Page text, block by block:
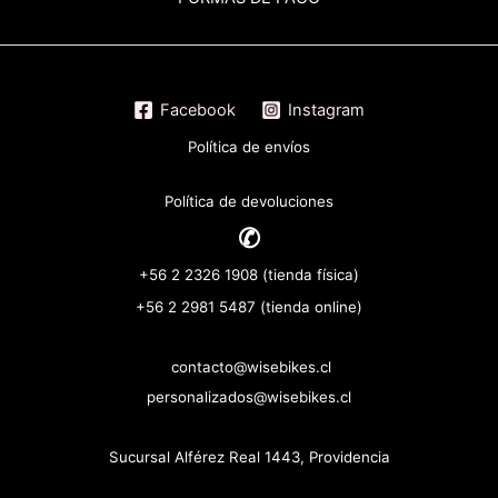
Facebook Instagram
Política de envíos
Política de devoluciones
✆
+56 2 2326 1908 (tienda física)
+56 2 2981 5487 (tienda online)
contacto@wisebikes.cl
personalizados@wisebikes.cl
Sucursal Alférez Real 1443, Providencia